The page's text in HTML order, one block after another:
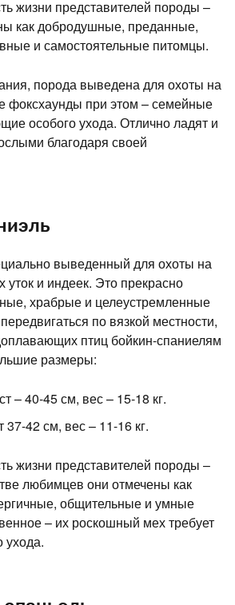
жизни представителей породы –
как добродушные, преданные,
и самостоятельные питомцы.
порода выведена для охоты на
фоксхаунды при этом – семейные
особого ухода. Отлично ладят и
благодаря своей
выведенный для охоты на
уток и индеек. Это прекрасно
храбрые и целеустремленные
по вязкой местности,
птиц бойкин-спаниелям
размеры:
– 40-45 см, вес – 15-18 кг.
37-42 см, вес – 11-16 кг.
жизни представителей породы –
любимцев они отмечены как
общительные и умные
– их роскошный мех требует
ухода.